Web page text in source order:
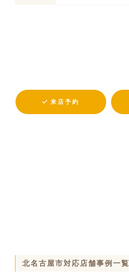
来店予約
北名古屋市対応店舗事例一覧